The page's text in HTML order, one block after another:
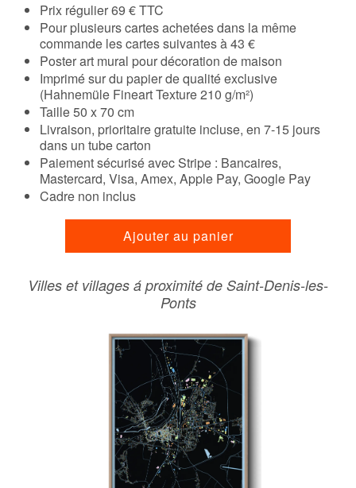
Prix régulier 69 € TTC
Pour plusieurs cartes achetées dans la même
commande les cartes suivantes à 43 €
Poster art mural pour décoration de maison
Imprimé sur du papier de qualité exclusive
(Hahnemüle Fineart Texture 210 g/m²)
Taille 50 x 70 cm
Livraison, prioritaire gratuite incluse, en 7-15 jours
dans un tube carton
Paiement sécurisé avec Stripe : Bancaires,
Mastercard, Visa, Amex, Apple Pay, Google Pay
Cadre non inclus
Ajouter au panier
Villes et villages á proximité de Saint-Denis-les-
Ponts